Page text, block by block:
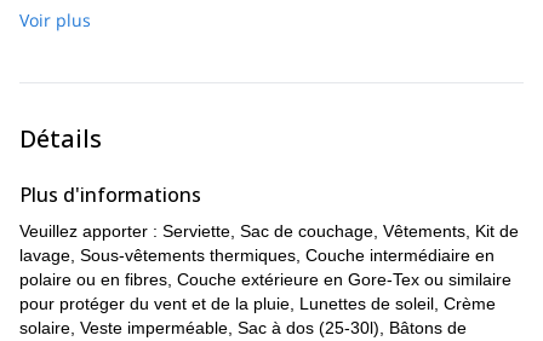
Repas : Petit-déjeuner, repas du midi et repas du soir en
Voir plus
Détails
Plus d'informations
Veuillez apporter : Serviette, Sac de couchage, Vêtements, Kit de
lavage, Sous-vêtements thermiques, Couche intermédiaire en
polaire ou en fibres, Couche extérieure en Gore-Tex ou similaire
pour protéger du vent et de la pluie, Lunettes de soleil, Crème
solaire, Veste imperméable, Sac à dos (25-30l), Bâtons de